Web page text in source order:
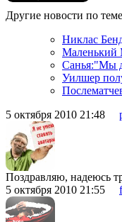
Другие новости по
Никлас
Маленький
Санья:"Мы
Уилшер
5 октября 2010 21:48
Поздравляю, надеюсь
5 октября 2010 21:55